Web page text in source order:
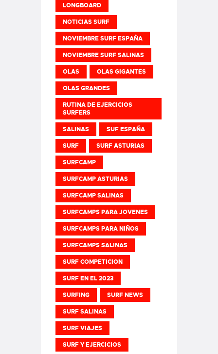
LONGBOARD
NOTICIAS SURF
NOVIEMBRE SURF ESPAÑA
NOVIEMBRE SURF SALINAS
OLAS OLAS GIGANTES
OLAS GRANDES
RUTINA DE EJERCICIOS
SURFERS
SALINAS SUF ESPAÑA
SURF SURF ASTURIAS
SURFCAMP
SURFCAMP ASTURIAS
SURFCAMP SALINAS
SURFCAMPS PARA JOVENES
SURFCAMPS PARA NIÑOS
SURFCAMPS SALINAS
SURF COMPETICION
SURF EN EL 2023
SURFING SURF NEWS
SURF SALINAS
SURF VIAJES
SURF Y EJERCICIOS